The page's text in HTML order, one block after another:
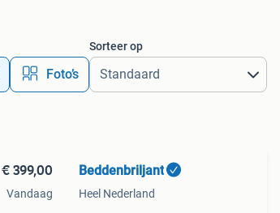
Foto’s
Sorteer op
€ 399,00
Vandaag
Beddenbriljant
Heel Nederland